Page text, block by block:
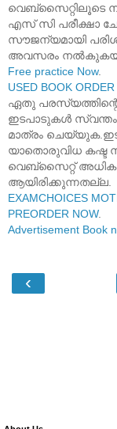
വെബ്സൈറ്റിലൂടെ
എസ് സി പരീക്ഷാ
സൗജന്യമായി
അവസരം
Free practice Now.
USED BOOK ORDER
ഏതു
ഇടപാടുകൾ സ്വന്തം
മാത്രം
യാതൊരുവിധ കഷ്ട
വെബ്സൈറ്റ്
ആയിരിക്കുന്നതല്ല.
EXAMCHOICES
PREORDER NOW.
Advertisement Book
‹